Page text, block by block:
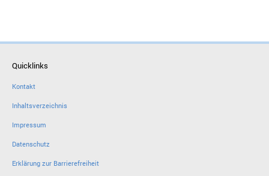
Quicklinks
Kontakt
Inhaltsverzeichnis
Impressum
Datenschutz
Erklärung zur Barrierefreiheit